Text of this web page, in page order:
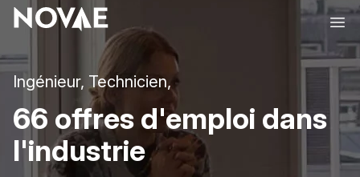
Ingénieur, Technicien,
66 offres d'emploi dans
l'industrie